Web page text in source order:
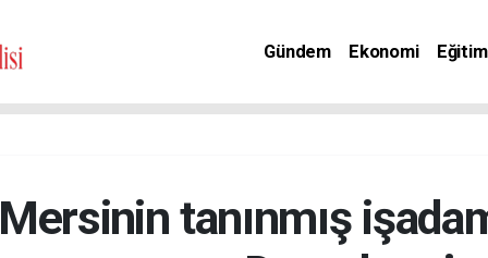
Gündem Ekonomi Eğitim
Mersinin tanınmış